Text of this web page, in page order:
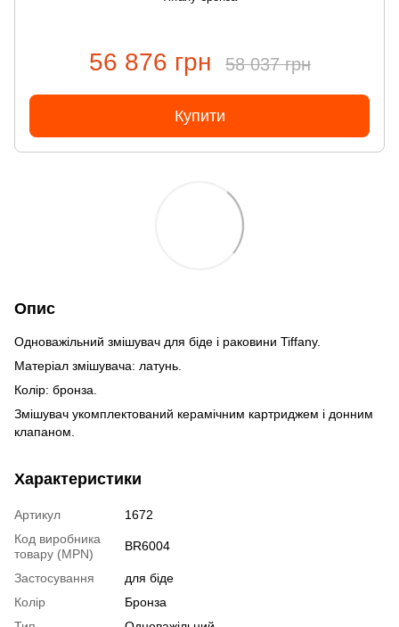
56 876 грн 58 037 грн
Купити
Опис
Одноважільний змішувач для біде і раковини Tiffany.
Матеріал змішувача: латунь.
Колір: бронза.
Змішувач укомплектований керамічним картриджем і донним
клапаном.
Характеристики
Артикул
1672
Код виробника
товару (MPN)
BR6004
Застосування
для біде
Колір
Бронза